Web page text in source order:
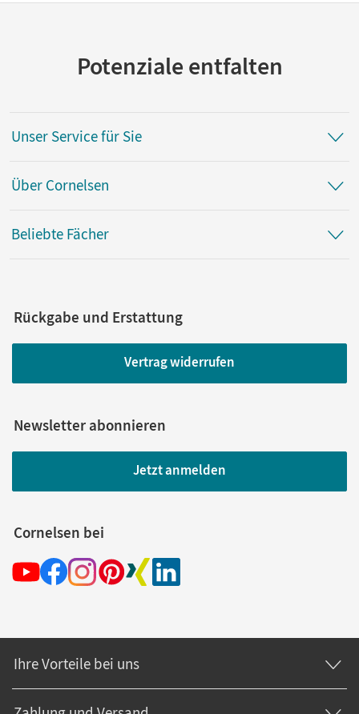
Potenziale entfalten
Unser Service für Sie
Über Cornelsen
Beliebte Fächer
Rückgabe und Erstattung
Vertrag widerrufen
Newsletter abonnieren
Jetzt anmelden
Cornelsen bei
Ihre Vorteile bei uns